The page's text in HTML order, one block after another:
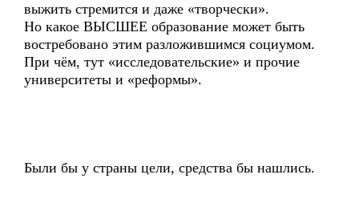
выжить стремится и даже «творчески».
Но какое ВЫСШЕЕ образование может быть
востребовано этим разложившимся социумом.
При чём, тут «исследовательские» и прочие
университеты и «реформы».
Были бы у страны цели, средства бы нашлись.